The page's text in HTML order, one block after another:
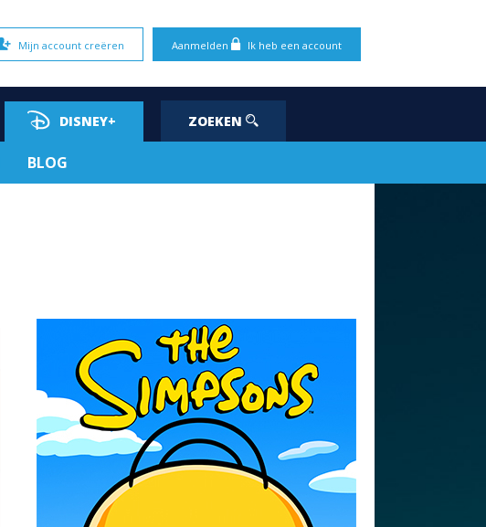
Aanmelden Ik heb een account
Mijn account creëren
DISNEY+ ZOEKEN
BLOG